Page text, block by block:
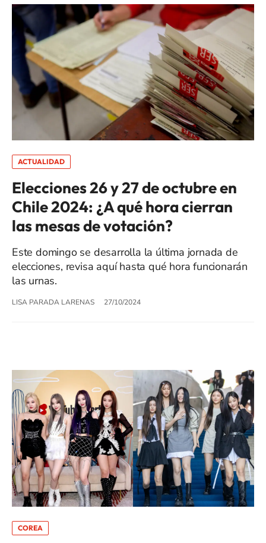
ACTUALIDAD
Elecciones 26 y 27 de octubre en
Chile 2024: ¿A qué hora cierran
las mesas de votación?
Este domingo se desarrolla la última jornada de
elecciones, revisa aquí hasta qué hora funcionarán
las urnas.
LISA PARADA LARENAS 27/10/2024
COREA